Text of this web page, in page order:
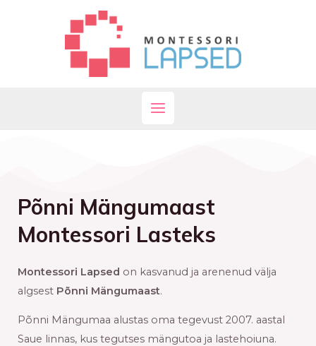
Menu
Põnni Mängumaast
Montessori Lasteks
Montessori Lapsed on kasvanud ja arenenud välja
algsest Põnni Mängumaast.
Põnni Mängumaa alustas oma tegevust 2007. aastal
Saue linnas, kus tegutses mängutoa ja lastehoiuna.